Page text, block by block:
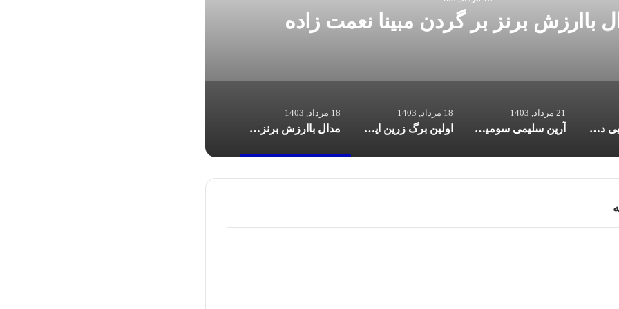
باارزش برنز بر گردن مبینا نعمت‌ زاده
ادامه جوانگرایی در فدراسیون بوکس | پیام اصغری در کمیته امور جوانان
21 مرداد, 1403
آرین سلیمی سومین طلای کاروان ایران را ضرب کرد | نابودگر کُرد، بریتانیا را به زانو درآورد
18 مرداد, 1403
اولین برگ زرین ایران در پاریس | ساروی طلسم آرتور را شکست و طلایی شد
18 مرداد, 1403
مدال باارزش برنز بر گردن مبینا نعمت‌ زاده